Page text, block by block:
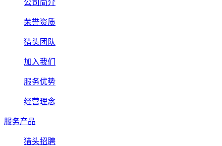
公司简介
荣誉资质
猎头团队
加入我们
服务优势
经营理念
服务产品
猎头招聘